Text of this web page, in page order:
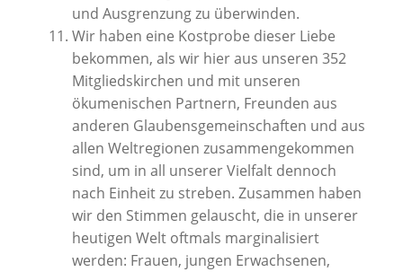
und Ausgrenzung zu überwinden.
Wir haben eine Kostprobe dieser Liebe
bekommen, als wir hier aus unseren 352
Mitgliedskirchen und mit unseren
ökumenischen Partnern, Freunden aus
anderen Glaubensgemeinschaften und aus
allen Weltregionen zusammengekommen
sind, um in all unserer Vielfalt dennoch
nach Einheit zu streben. Zusammen haben
wir den Stimmen gelauscht, die in unserer
heutigen Welt oftmals marginalisiert
werden: Frauen, jungen Erwachsenen,